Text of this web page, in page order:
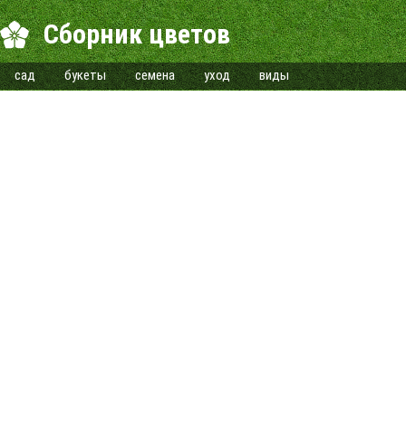
Сборник цветов
сад букеты семена уход виды